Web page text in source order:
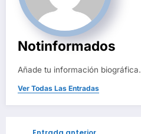
Notinformados
Añade tu información biográfica.
Ver Todas Las Entradas